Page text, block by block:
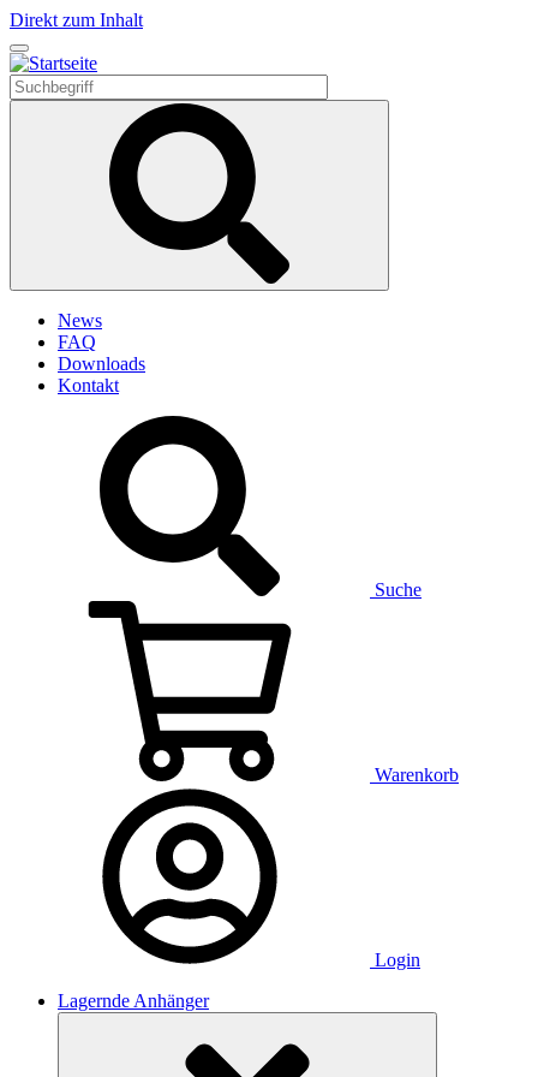
Direkt zum Inhalt
News
FAQ
Downloads
Kontakt
Suche
Warenkorb
Login
Lagernde Anhänger